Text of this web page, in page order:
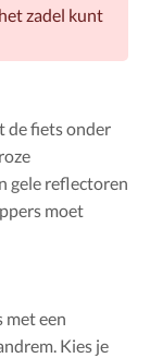
zadel kunt
de fiets onder
gele reflectoren
moet
met een
Kies je